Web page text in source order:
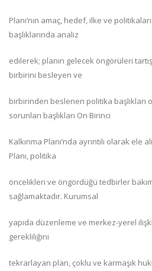
Planı’nın amaç, hedef, ilke ve
başlıklarında analiz
edilerek; planın gelecek öngörüleri
birbirini besleyen ve
birbirinden beslenen politika başlıkları
sorunları başlıkları On Birinci
Kalkınma Planı’nda ayrıntılı olarak ele
Planı, politika
öncelikleri ve öngördüğü tedbirler
sağlamaktadır. Kurumsal
yapıda düzenleme ve merkez-yerel
gerekliliğini
tekrarlayan plan, çoklu ve karmaşık